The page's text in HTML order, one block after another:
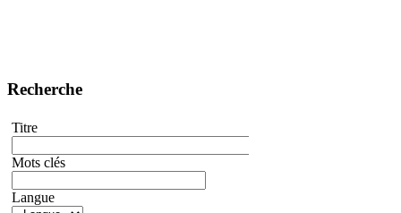
Recherche
Titre
Mots clés
Langue